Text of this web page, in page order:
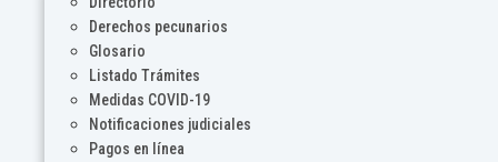
Derechos pecunarios
Glosario
Listado Trámites
Medidas COVID-19
Notificaciones judiciales
Pagos en línea